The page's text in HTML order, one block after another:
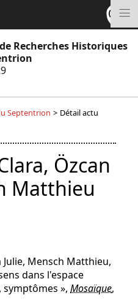
Recherches Historiques
Septentrion > Détail actu
Özcan
Matthieu
Mensch Matthieu,
dans l'espace
symptômes », Mosaïque,